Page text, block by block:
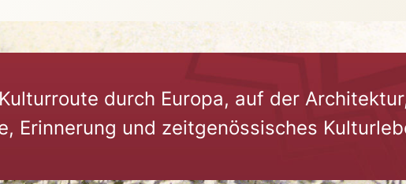
durch Europa, auf der
Erinnerung und zeitgenössisches